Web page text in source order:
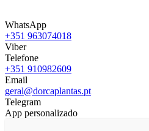
WhatsApp
+351 963074018
Viber
Telefone
+351 910982609
Email
geral@dorcaplantas.pt
Telegram
App personalizado